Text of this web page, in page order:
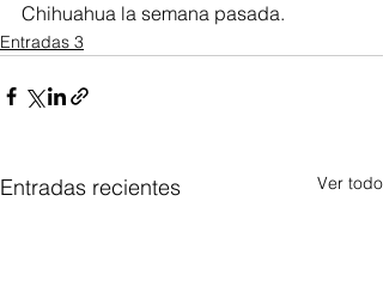
Chihuahua la semana pasada.
Entradas 3
Entradas recientes Ver todo